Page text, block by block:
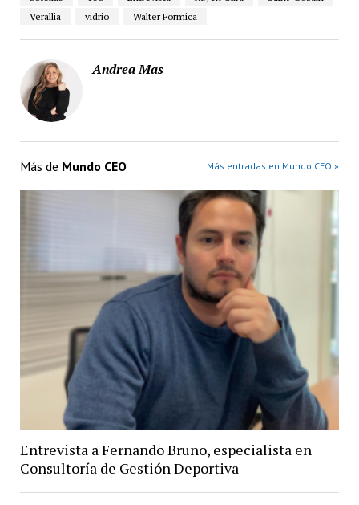
Verallia
vidrio Walter Formica
Andrea Mas
Más de Mundo CEO Más entradas en Mundo CEO »
Entrevista a Fernando Bruno, especialista en
Consultoría de Gestión Deportiva